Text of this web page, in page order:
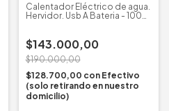
Calentador Eléctrico de agua.
Hervidor. Usb A Bateria - 100%
$143.000,00
$190.000,00
$128.700,00 con Efectivo
(solo retirando en nuestro
domicilio)